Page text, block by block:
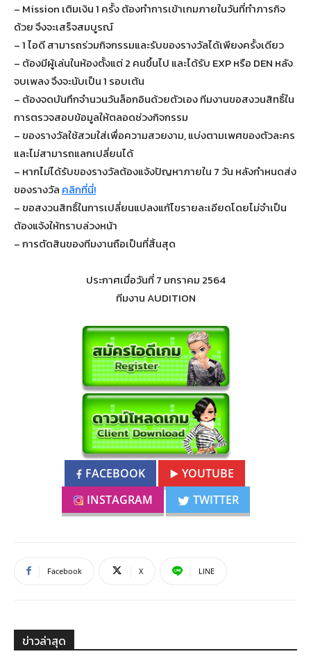
– Mission เติมเงิน 1 ครั้ง ต้องทำการเข้าเกมภายในวันที่ทำภารกิจ
ด้วย จึงจะเสร็จสมบูรณ์
– 1 ไอดี สามารถร่วมกิจกรรมและรับของรางวัลได้เพียงครั้งเดียว
– ต้องมีผู้เล่นในห้องตั้งแต่ 2 คนขึ้นไป และได้รับ EXP หรือ DEN หลัง
จบเพลง จึงจะนับเป็น 1 รอบเต้น
– ต้องจดบันทึกจำนวนวันล็อกอินด้วยตัวเอง ทีมงานขอสงวนสิทธิ์ใน
การตรวจสอบข้อมูลให้ตลอดช่วงกิจกรรม
– ของรางวัลใช้สวมใส่เพื่อความสวยงาม, แบ่งตามเพศของตัวละคร
และไม่สามารถแลกเปลี่ยนได้
– หากไม่ได้รับของรางวัลต้องแจ้งปัญหาภายใน 7 วัน หลังกำหนดส่ง
ของรางวัล คลิกที่นี่!
– ขอสงวนสิทธิ์ในการเปลี่ยนแปลงแก้ไขรายละเอียดโดยไม่จำเป็น
ต้องแจ้งให้ทราบล่วงหน้า
– การตัดสินของทีมงานถือเป็นที่สิ้นสุด
ประกาศเมื่อวันที่ 7 มกราคม 2564
ทีมงาน AUDITION
FACEBOOK
YOUTUBE
INSTAGRAM
TWITTER
Facebook X LINE
ข่าวล่าสุด